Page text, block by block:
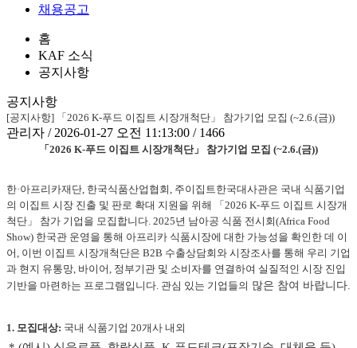
채용공고
홈
KAF 소식
공지사항
공지사항
[공지사항] 「2026 K-푸드 이집트 시장개척단」 참가기업 모집 (~2.6.(금))
관리자 / 2026-01-27 오전 11:13:00 / 1466
「2026 K-푸드 이집트 시장개척단」 참가기업 모집 (~2.6.(금))
한·아프리카재단, 한국식품산업협회, 주이집트한국대사관은 국내 식품기업
의 이집트 시장 진출 및 판로 확대 지원을 위해 「2026 K-푸드 이집트 시장개
척단」 참가 기업을 모집합니다. 2025년 남아공 식품 전시회(Africa Food
Show) 한국관 운영을 통해 아프리카 식품시장에 대한 가능성을 확인한 데 이
어, 이번 이집트 시장개척단은 B2B 수출상담회와 시장조사를 통해 우리 기업
과 현지 유통망, 바이어, 정부기관 및 소비자를 연결하여 실질적인 시장 진입
기반을 마련하는 프로그램입니다. 관심 있는 기업들의 많은 참여 바랍니다.
1. 모집대상: 국내 식품기업 20개사 내외